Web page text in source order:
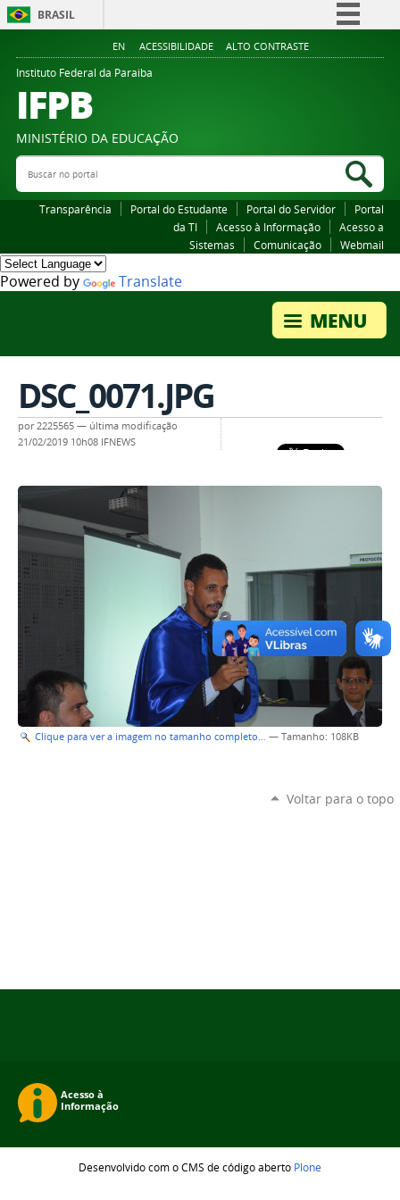
BRASIL
Simplifique!
Legislação
EN ACESSIBILIDADE ALTO CONTRASTE
Instituto Federal da Paraiba
IFPB
MINISTÉRIO DA EDUCAÇÃO
Buscar no portal
Transparência Portal do Estudante Portal do Servidor
Portal
da TI
Acesso à Informação
Acesso a
Sistemas
Comunicação Webmail
Powered by Translate
DSC_0071.JPG
por2225565 — última modificação
21/02/2019 10h08 IFNEWS
Clique para ver a imagem no tamanho completo… — Tamanho: 108KB
Voltar para o topo
Desenvolvido com o CMS de código aberto Plone